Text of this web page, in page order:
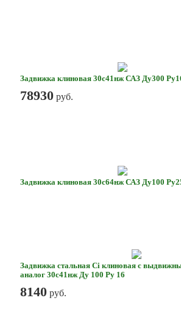
Задвижка клиновая 30с41нж САЗ Ду300
78930 руб.
Задвижка клиновая 30с64нж САЗ Ду100
Задвижка стальная Ci клиновая с
аналог 30с41нж Ду 100 Ру 16
8140 руб.